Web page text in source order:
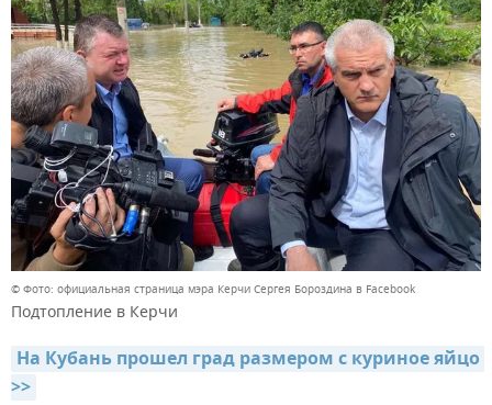
© Фото: официальная страница мэра Керчи Сергея Бороздина в Facebook
Подтопление в Керчи
На Кубань прошел град размером с куриное яйцо
>>